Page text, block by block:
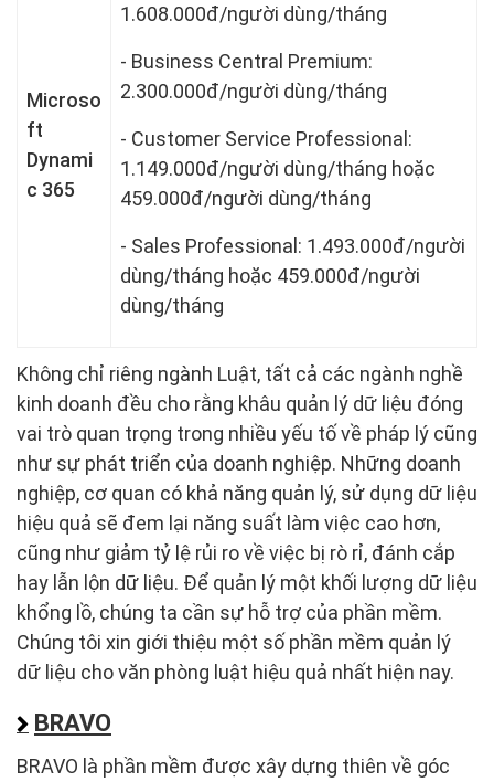
Microso
ft
Dynami
c 365
1.608.000đ/người dùng/tháng
- Business Central Premium:
2.300.000đ/người dùng/tháng
- Customer Service Professional:
1.149.000đ/người dùng/tháng hoặc
459.000đ/người dùng/tháng
- Sales Professional: 1.493.000đ/người
dùng/tháng hoặc 459.000đ/người
dùng/tháng
Không chỉ riêng ngành Luật, tất cả các ngành nghề
kinh doanh đều cho rằng khâu quản lý dữ liệu đóng
vai trò quan trọng trong nhiều yếu tố về pháp lý cũng
như sự phát triển của doanh nghiệp. Những doanh
nghiệp, cơ quan có khả năng quản lý, sử dụng dữ liệu
hiệu quả sẽ đem lại năng suất làm việc cao hơn,
cũng như giảm tỷ lệ rủi ro về việc bị rò rỉ, đánh cắp
hay lẫn lộn dữ liệu. Để quản lý một khối lượng dữ liệu
khổng lồ, chúng ta cần sự hỗ trợ của phần mềm.
Chúng tôi xin giới thiệu một số phần mềm quản lý
dữ liệu cho văn phòng luật hiệu quả nhất hiện nay.
BRAVO
BRAVO là phần mềm được xây dựng thiên về góc